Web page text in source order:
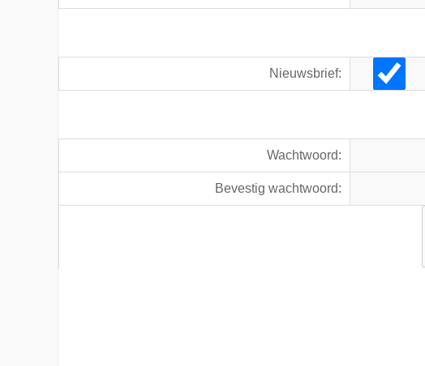
Nieuwsbrief:
Wachtwoord:
Bevestig wachtwoord: